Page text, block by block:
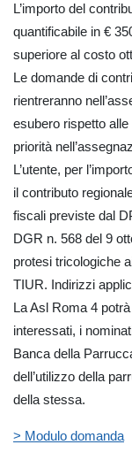
L’importo del
quantificabile in €
superiore al costo
Le domande di
rientreranno
esubero rispetto
priorità
L’utente, per
il contributo
fiscali previste dal
DGR n. 568 del 9
protesi tricologiche
TIUR. Indirizzi
La Asl Roma 4
interessati, i
Banca della
dell’utilizzo della
della stessa.
> Modulo domanda